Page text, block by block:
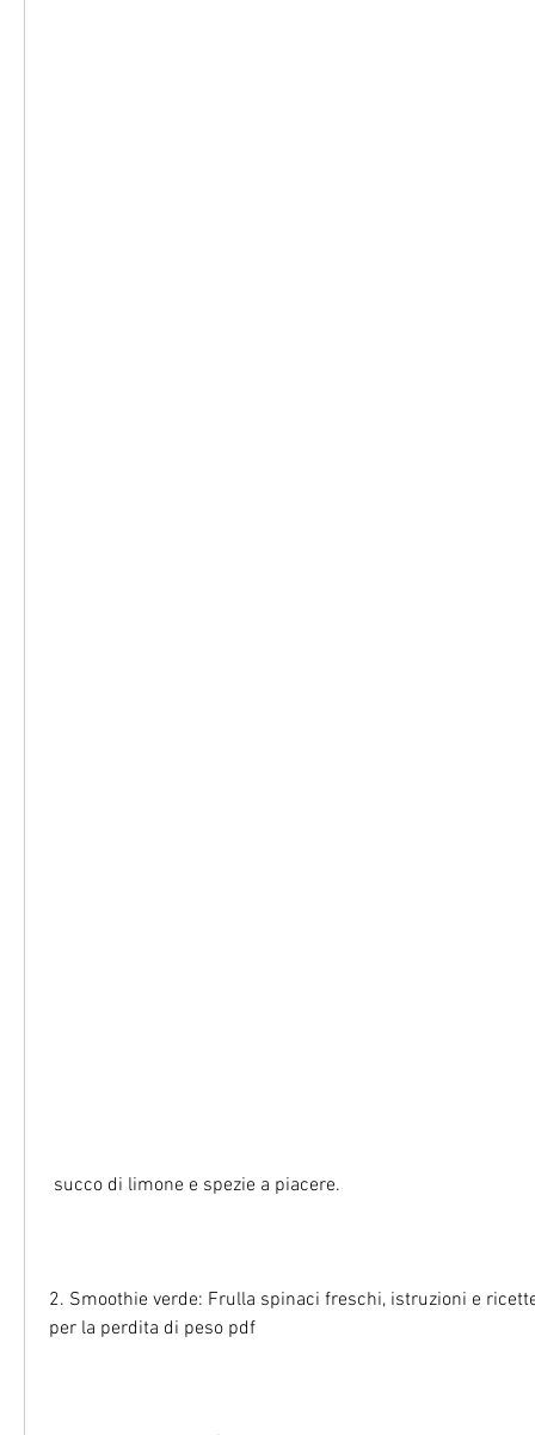
succo di limone e spezie a piacere.
2. Smoothie verde: Frulla spinaci freschi, istruzioni e
per la perdita di peso pdf